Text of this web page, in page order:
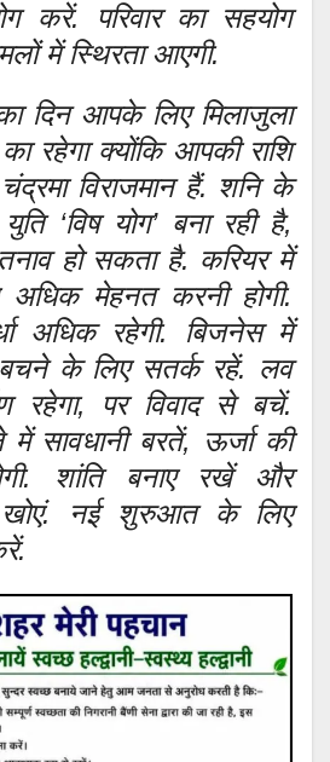
करें. परिवार का सहयोग
में स्थिरता आएगी.
दिन आपके लिए मिलाजुला
रहेगा क्योंकि आपकी राशि
विराजमान हैं. शनि के
‘विष योग’ बना रही है,
हो सकता है. करियर में
मेहनत करनी होगी.
अधिक रहेगी. बिजनेस में
के लिए सतर्क रहें. लव
रहेगा, पर विवाद से बचें.
में सावधानी बरतें, ऊर्जा की
शांति बनाए रखें और
खोएं. नई शुरुआत के लिए